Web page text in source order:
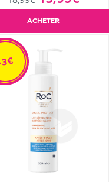
ACHETER